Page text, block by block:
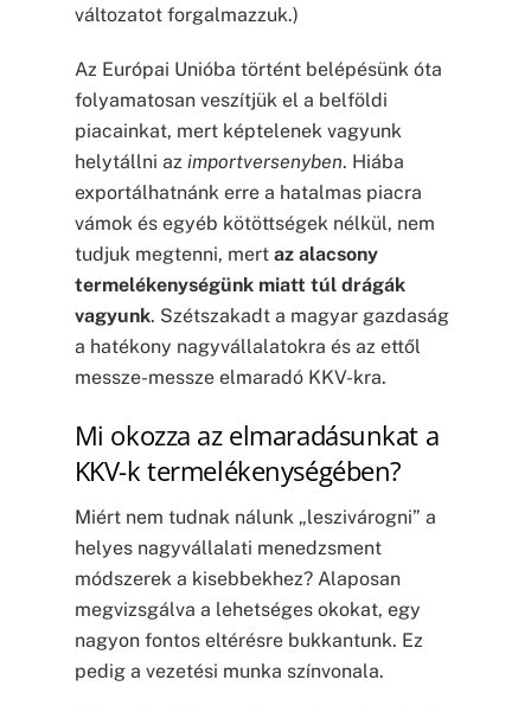
változatot forgalmazzuk.)
Az Európai Unióba történt belépésünk óta
folyamatosan veszítjük el a belföldi
piacainkat, mert képtelenek vagyunk
helytállni az importversenyben. Hiába
exportálhatnánk erre a hatalmas piacra
vámok és egyéb kötöttségek nélkül, nem
tudjuk megtenni, mert az alacsony
termelékenységünk miatt túl drágák
vagyunk. Szétszakadt a magyar gazdaság
a hatékony nagyvállalatokra és az ettől
messze-messze elmaradó KKV-kra.
Mi okozza az elmaradásunkat a
KKV-k termelékenységében?
Miért nem tudnak nálunk „leszivárogni” a
helyes nagyvállalati menedzsment
módszerek a kisebbekhez? Alaposan
megvizsgálva a lehetséges okokat, egy
nagyon fontos eltérésre bukkantunk. Ez
pedig a vezetési munka színvonala.